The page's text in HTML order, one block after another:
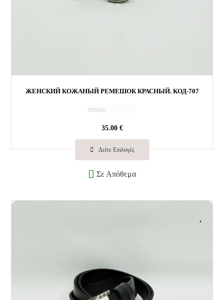
ЖЕНСКИЙ КОЖАНЫЙ РЕМЕШОК КРАСНЫЙ. КОД-707
е
н
к
0
5
35.00 €
Δείτε Επιλογές
Σε Απόθεμα